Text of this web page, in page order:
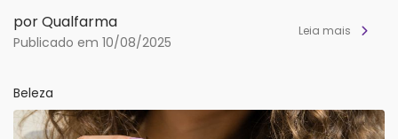
por Qualfarma
Publicado em 10/08/2025
Leia mais
Beleza